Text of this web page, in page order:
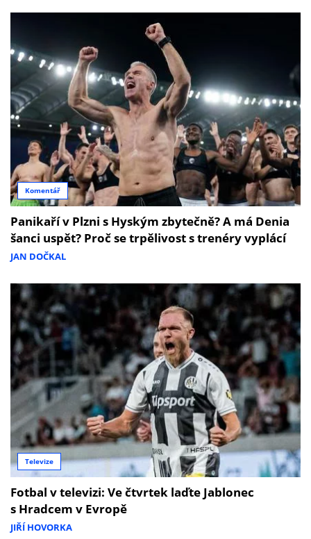
Komentář
Panikaří v Plzni s Hyským zbytečně? A má Denia
šanci uspět? Proč se trpělivost s trenéry vyplácí
JAN DOČKAL
Televize
Fotbal v televizi: Ve čtvrtek laďte Jablonec
s Hradcem v Evropě
JIŘÍ HOVORKA